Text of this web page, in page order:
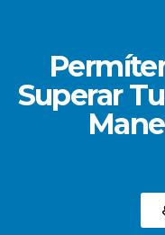
Superar